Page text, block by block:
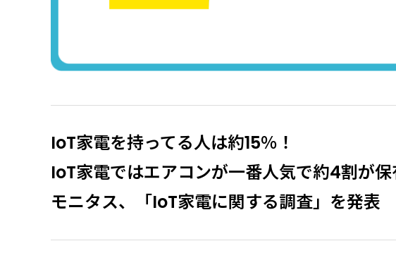
IoT家電を持ってる人は約15％！
IoT家電ではエアコンが一番人気で約4割が保
モニタス、「IoT家電に関する調査」を発表